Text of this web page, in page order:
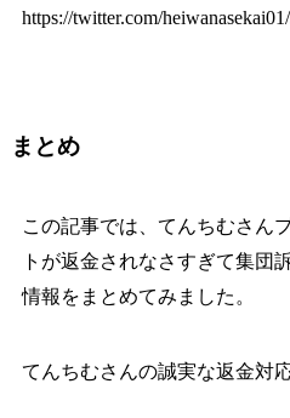
https://twitter.com/
まとめ
この記事では、てんちむさん
トが返金されなさすぎて集団
情報をまとめてみました。
てんちむさんの誠実な返金対